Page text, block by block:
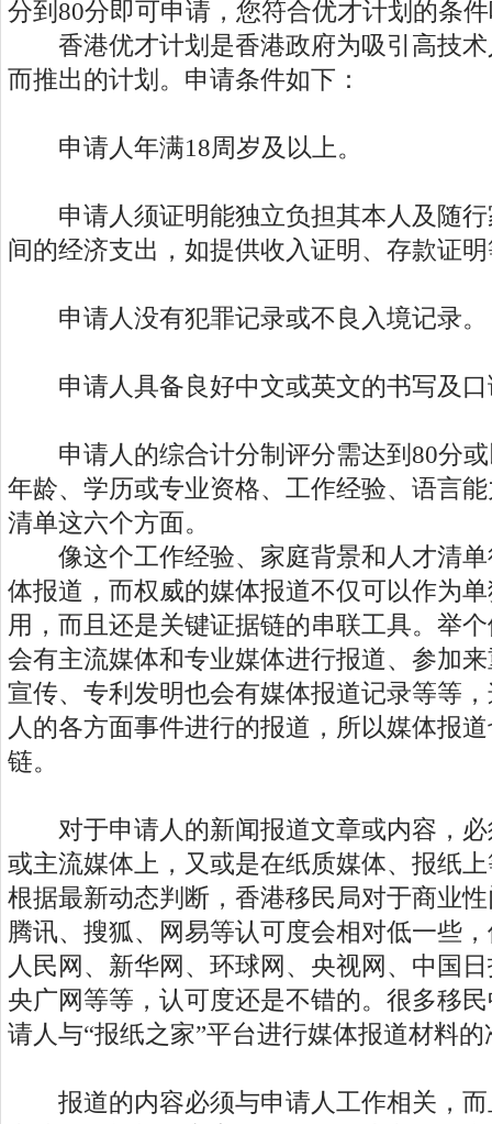
分到80分即可申请，您符合优才计划的条
香港优才计划是香港政府为吸引高技术
而推出的计划。申请条件如下：
申请人年满18周岁及以上。
申请人须证明能独立负担其本人及随行
间的经济支出，如提供收入证明、存款证
申请人没有犯罪记录或不良入境记录。
申请人具备良好中文或英文的书写及口
申请人的综合计分制评分需达到80分或
年龄、学历或专业资格、工作经验、语言
清单这六个方面。
像这个工作经验、家庭背景和人才清单
体报道，而权威的媒体报道不仅可以作为
用，而且还是关键证据链的串联工具。举
会有主流媒体和专业媒体进行报道、参加
宣传、专利发明也会有媒体报道记录等等
人的各方面事件进行的报道，所以媒体报
链。
对于申请人的新闻报道文章或内容，必
或主流媒体上，又或是在纸质媒体、报纸
根据最新动态判断，香港移民局对于商业
腾讯、搜狐、网易等认可度会相对低一些
人民网、新华网、环球网、央视网、中国
央广网等等，认可度还是不错的。很多移
请人与“报纸之家”平台进行媒体报道材料
报道的内容必须与申请人工作相关，而